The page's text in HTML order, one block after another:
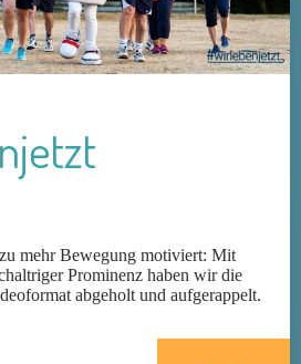
mehr Bewegung motiviert: Mit
Prominenz haben wir die
abgeholt und aufgerappelt.